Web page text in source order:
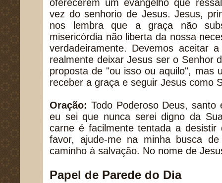
oferecerem um evangelho que
vez do senhorio de Jesus. Jesus,
nos lembra que a graça não
misericórdia não liberta da nossa
verdadeiramente. Devemos aceitar
realmente deixar Jesus ser o Senhor
proposta de "ou isso ou aquilo", mas
receber a graça e seguir Jesus como
Oração: Todo Poderoso Deus,
eu sei que nunca serei digno da
carne é facilmente tentada a desistir
favor, ajude-me na minha busca
caminho à salvação. No nome de
Papel de Parede do Dia